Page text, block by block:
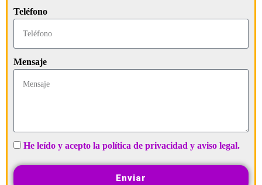
Teléfono
Mensaje
He leído y acepto la política de privacidad y aviso legal.
Enviar